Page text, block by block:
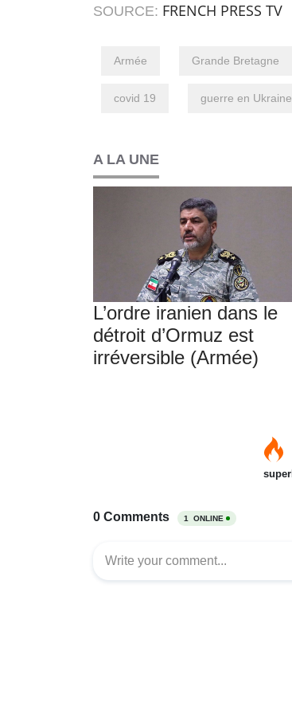
SOURCE: FRENCH PRESS TV
Armée Grande Bretagne
covid 19 guerre en Ukraine
A LA UNE
L’ordre iranien dans le
détroit d’Ormuz est
irréversible (Armée)